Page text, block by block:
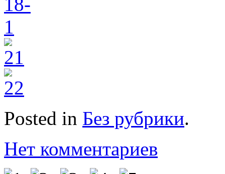
Posted in Без рубрики.
Нет комментариев